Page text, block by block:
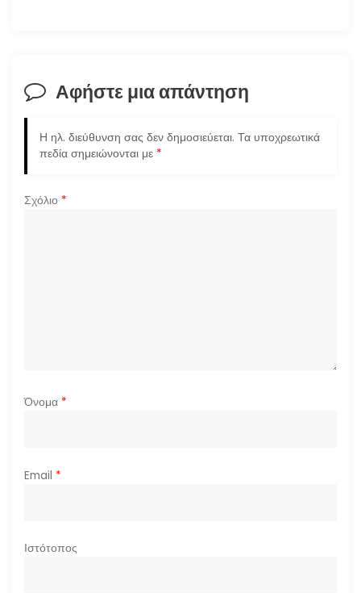
σ
η
ρ
Αφήστε μια απάντηση
Η ηλ. διεύθυνση σας δεν δημοσιεύεται. Τα υποχρεωτικά
πεδία σημειώνονται με *
Σχόλιο *
Όνομα *
Email *
Ιστότοπος